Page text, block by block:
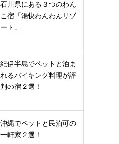
石川県にある３つのわん
こ宿「湯快わんわんリゾ
ート」
紀伊半島でペットと泊ま
れるバイキング料理が評
判の宿２選！
沖縄でペットと民泊可の
一軒家２選！